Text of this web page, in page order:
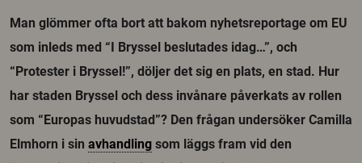
Man glömmer ofta bort att bakom nyhetsreportage om EU
som inleds med “I Bryssel beslutades idag…”, och
“Protester i Bryssel!”, döljer det sig en plats, en stad. Hur
har staden Bryssel och dess invånare påverkats av rollen
som “Europas huvudstad”? Den frågan undersöker Camilla
Elmhorn i sin avhandling som läggs fram vid den